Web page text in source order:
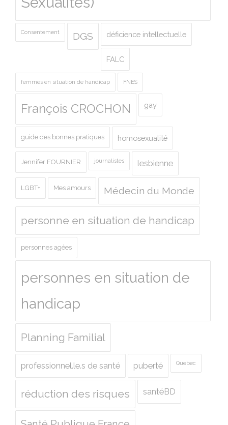
Consentement DGS déficience intellectuelle
FALC
femmes en situation de handicap FNES
François CROCHON gay
guide des bonnes pratiques homosexualité
Jennifer FOURNIER journalistes lesbienne
LGBT+ Mes amours Médecin du Monde
personne en situation de handicap
personnes agées
personnes en situation de
handicap
Planning Familial
professionnel.le.s de santé puberté Quebec
réduction des risques santéBD